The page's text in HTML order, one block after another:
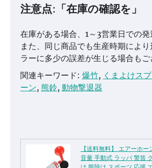
注意点:「在庫の確認を」
在庫がある場合、1～3営業日での発
また、同じ商品でも生産時期によ
ラーに多少の誤差が生じる場合もご
関連キーワード: 爆竹, くまよけス
ーン, 熊鈴, 動物撃退器
【送料無料】 エアーホー
音量 手動式 ラッパ 警笛